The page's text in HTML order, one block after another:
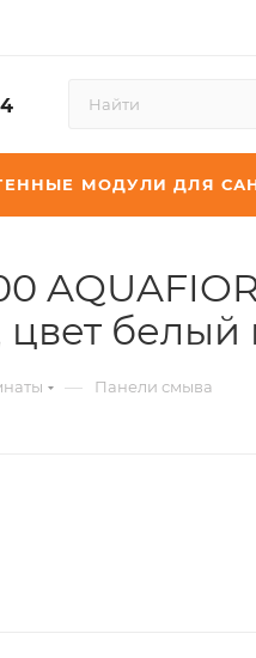
МОДУЛИ ДЛЯ
белый
— Панели смыва